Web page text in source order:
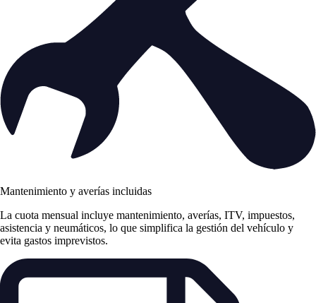
Mantenimiento y averías incluidas
La cuota mensual incluye mantenimiento, averías, ITV, impuestos,
asistencia y neumáticos, lo que simplifica la gestión del vehículo y
evita gastos imprevistos.